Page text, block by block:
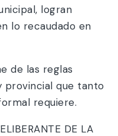
logran
lo recaudado en
de las reglas
provincial que tanto
requiere.
DE LA